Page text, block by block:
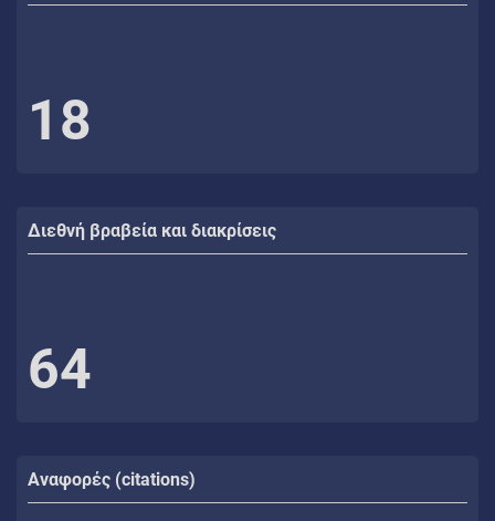
18
Διεθνή βραβεία και διακρίσεις
64
Αναφορές (citations)